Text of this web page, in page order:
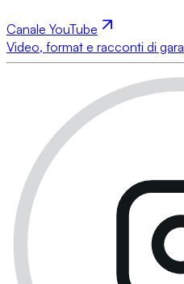
Canale YouTube
Video, format e racconti di gara